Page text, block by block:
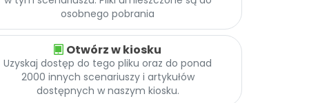
osobnego pobrania
Otwórz w kiosku
Uzyskaj dostęp do tego pliku oraz do ponad
2000 innych scenariuszy i artykułów
dostępnych w naszym kiosku.